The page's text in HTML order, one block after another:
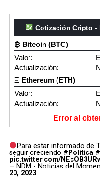
Cotización Cripto -
₿ Bitcoin (BTC)
Valor:
Actualización:
Ξ Ethereum (ETH)
Valor:
Actualización:
Error al
Para estar informado de
seguir creciendo #Politica
pic.twitter.com/
— NDM - Noticias del
20, 2023